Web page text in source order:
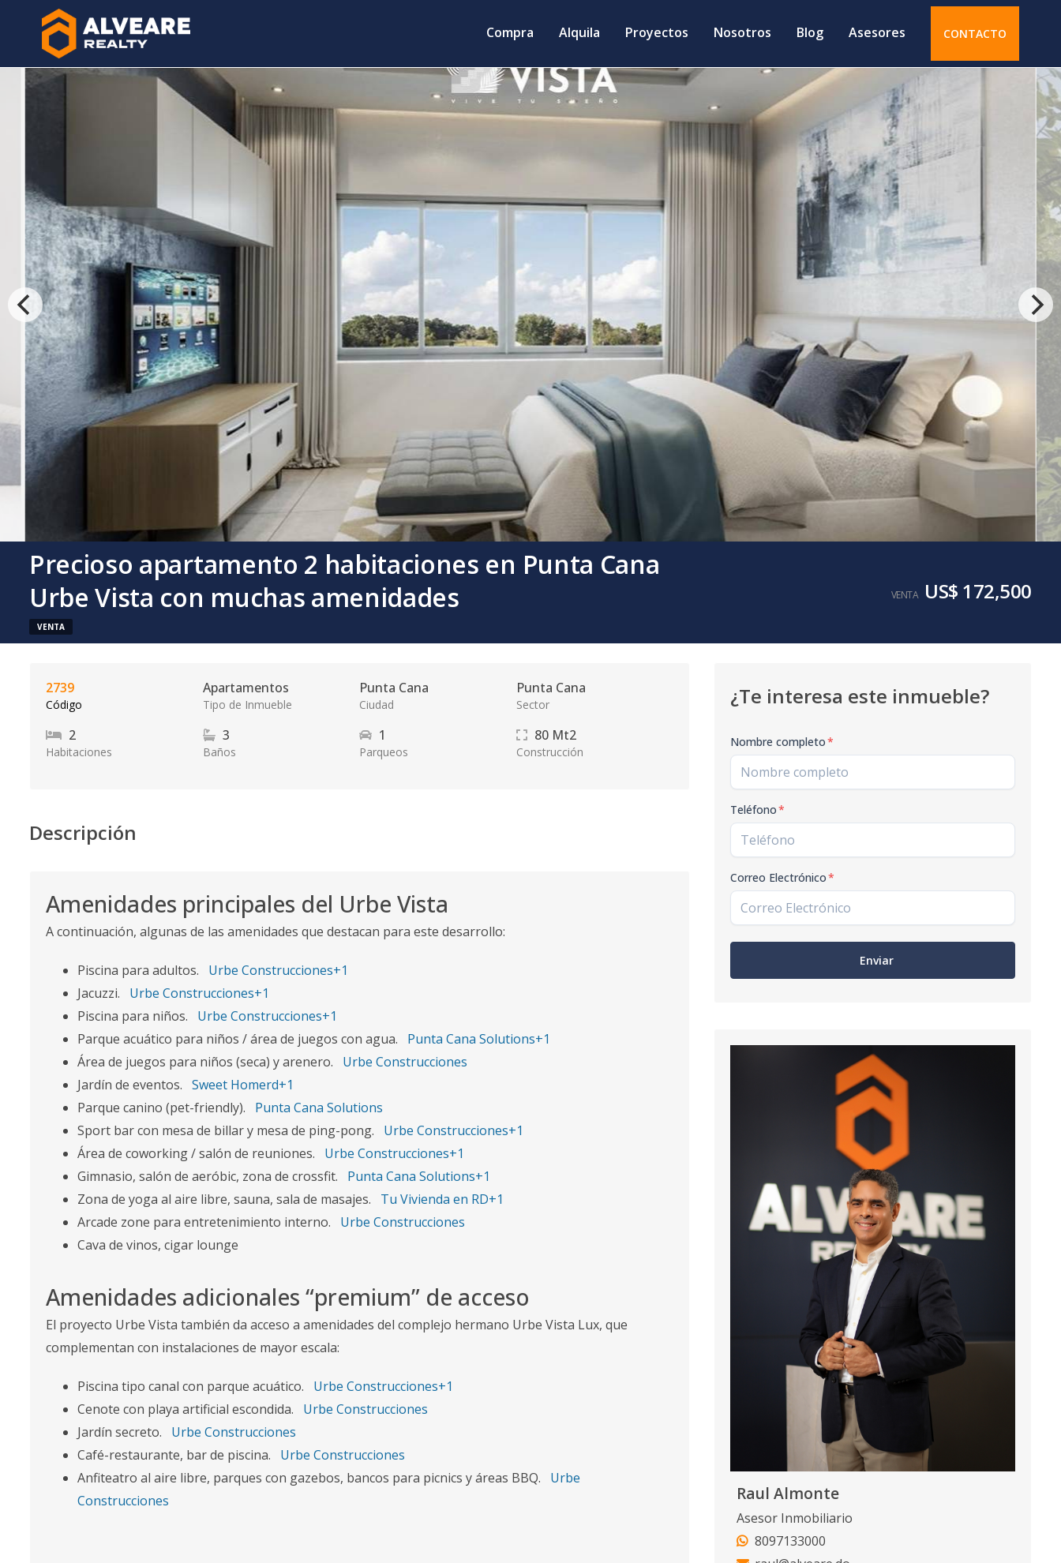
Compra Alquila Proyectos Nosotros Blog Asesores CONTACTO
Precioso apartamento 2 habitaciones en Punta Cana
Urbe Vista con muchas amenidades
VENTA
VENTA US$ 172,500
2739
Código
Apartamentos
Tipo de Inmueble
Punta Cana
Ciudad
Punta Cana
Sector
2
Habitaciones
3
Baños
1
Parqueos
80 Mt2
Construcción
Descripción
Amenidades principales del Urbe Vista
A continuación, algunas de las amenidades que destacan para este desarrollo:
Piscina para adultos.
Urbe Construcciones+1
Jacuzzi.
Urbe Construcciones+1
Piscina para niños.
Urbe Construcciones+1
Parque acuático para niños / área de juegos con agua.
Punta Cana Solutions+1
Área de juegos para niños (seca) y arenero.
Urbe Construcciones
Jardín de eventos. Sweet Homerd+1
Parque canino (pet-friendly).
Punta Cana Solutions
Sport bar con mesa de billar y mesa de ping-pong.
Urbe Construcciones+1
Área de coworking / salón de reuniones.
Urbe Construcciones+1
Gimnasio, salón de aeróbic, zona de crossfit.
Punta Cana Solutions+1
Zona de yoga al aire libre, sauna, sala de masajes.
Tu Vivienda en RD+1
Arcade zone para entretenimiento interno.
Urbe Construcciones
Cava de vinos, cigar lounge
Amenidades adicionales “premium” de acceso
El proyecto Urbe Vista también da acceso a amenidades del complejo hermano Urbe Vista Lux, que
complementan con instalaciones de mayor escala:
Piscina tipo canal con parque acuático.
Urbe Construcciones+1
Cenote con playa artificial escondida.
Urbe Construcciones
Jardín secreto.
Urbe Construcciones
Café-restaurante, bar de piscina.
Urbe Construcciones
Anfiteatro al aire libre, parques con gazebos, bancos para picnics y áreas BBQ.
Urbe
Construcciones
¿Te interesa este inmueble?
Nombre completo*
Teléfono*
Correo Electrónico*
Enviar
Raul Almonte
Asesor Inmobiliario
8097133000